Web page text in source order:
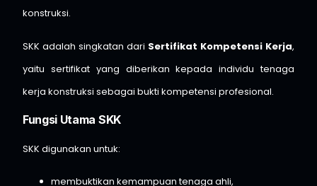
konstruksi.
SKK adalah singkatan dari Sertifikat Kompetensi Kerja,
yaitu sertifikat yang diberikan kepada individu tenaga
kerja konstruksi sebagai bukti kompetensi profesional.
Fungsi Utama SKK
SKK digunakan untuk:
membuktikan kemampuan tenaga ahli,